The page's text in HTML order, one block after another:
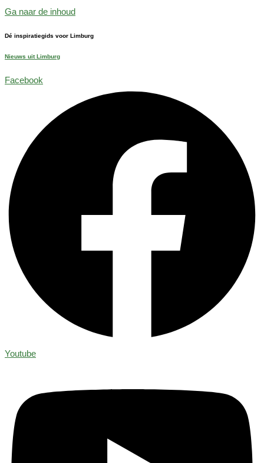
Ga naar de inhoud
Dé inspiratiegids voor Limburg
Nieuws uit Limburg
Facebook
Youtube